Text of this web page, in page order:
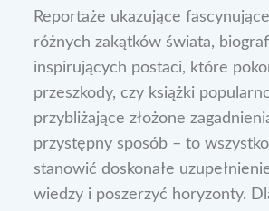
Reportaże ukazujące
różnych zakątków świata,
inspirujących postaci, które
przeszkody, czy książki
przybliżające złożone
przystępny sposób – to
stanowić doskonałe
wiedzy i poszerzyć horyzonty.